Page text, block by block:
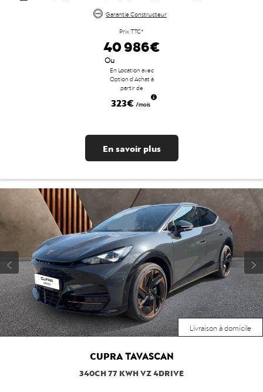
Garantie Constructeur
Prix TTC*
40 986€
Ou
En Location avec
Option d'Achat à
partir de
323€ /mois
En savoir plus
Livraison à domicile
CUPRATAVASCAN
340CH 77 KWH VZ 4DRIVE